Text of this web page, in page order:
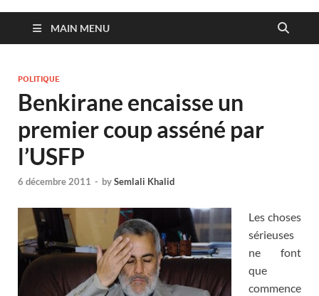
MAIN MENU
POLITIQUE
Benkirane encaisse un
premier coup asséné par
l’USFP
6 décembre 2011 - bySemlali Khalid
Les choses
sérieuses
ne font
que
commence